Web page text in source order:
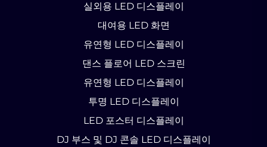
실외용 LED 디스플레이
대여용 LED 화면
유연형 LED 디스플레이
댄스 플로어 LED 스크린
유연형 LED 디스플레이
투명 LED 디스플레이
LED 포스터 디스플레이
DJ 부스 및 DJ 콘솔 LED 디스플레이